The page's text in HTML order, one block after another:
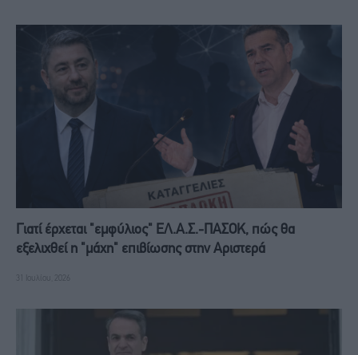
Γιατί έρχεται "εμφύλιος" ΕΛ.Α.Σ.-ΠΑΣΟΚ, πώς θα
εξελιχθεί η "μάχη" επιβίωσης στην Αριστερά
31 Ιουλίου, 2026